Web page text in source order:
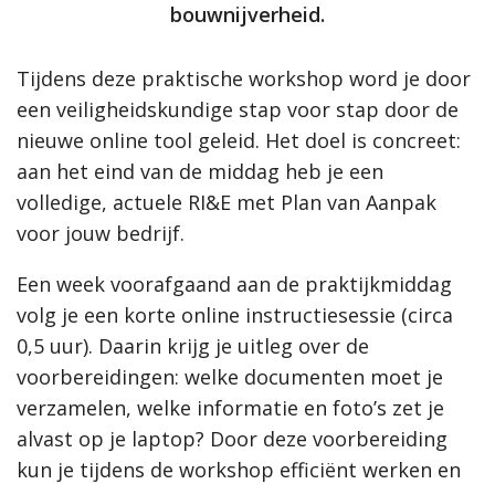
bouwnijverheid.
Tijdens deze praktische workshop word je door
een veiligheidskundige stap voor stap door de
nieuwe online tool geleid. Het doel is concreet:
aan het eind van de middag heb je een
volledige, actuele RI&E met Plan van Aanpak
voor jouw bedrijf.
Een week voorafgaand aan de praktijkmiddag
volg je een korte online instructiesessie (circa
0,5 uur). Daarin krijg je uitleg over de
voorbereidingen: welke documenten moet je
verzamelen, welke informatie en foto’s zet je
alvast op je laptop? Door deze voorbereiding
kun je tijdens de workshop efficiënt werken en